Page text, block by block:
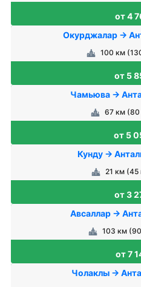
от 4
Окурджалар →
100 км
от 5
Чамьюва →
67 км (80
от 5
Кунду →
21 км (45
от 3
Авсаллар →
103 км
от 7
Чолаклы →